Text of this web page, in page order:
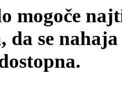
mogoče
da se